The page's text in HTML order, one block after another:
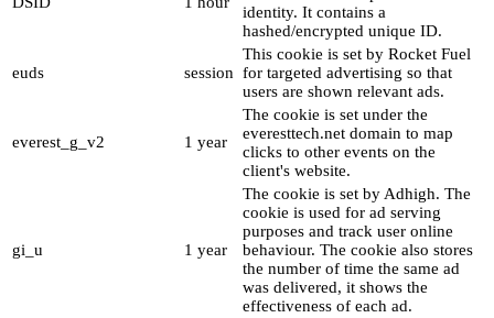
identity. It contains a
hashed/encrypted unique ID.
euds session
This cookie is set by Rocket Fuel
for targeted advertising so that
users are shown relevant ads.
everest_g_v2 1 year
The cookie is set under the
everesttech.net domain to map
clicks to other events on the
client's website.
gi_u 1 year
The cookie is set by Adhigh. The
cookie is used for ad serving
purposes and track user online
behaviour. The cookie also stores
the number of time the same ad
was delivered, it shows the
effectiveness of each ad.